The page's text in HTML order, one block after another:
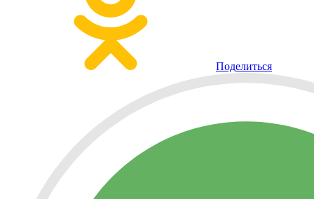
Поделиться